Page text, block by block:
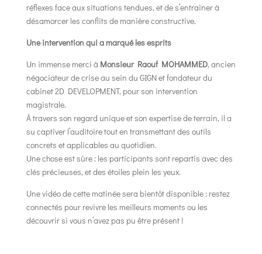
réflexes face aux situations tendues, et de s’entraîner à
désamorcer les conflits de manière constructive.
Une intervention qui a marqué les esprits
Un immense merci à Monsieur Raouf MOHAMMED, ancien
négociateur de crise au sein du GIGN et fondateur du
cabinet 2D DEVELOPMENT, pour son intervention
magistrale.
À travers son regard unique et son expertise de terrain, il a
su captiver l’auditoire tout en transmettant des outils
concrets et applicables au quotidien.
Une chose est sûre : les participants sont repartis avec des
clés précieuses, et des étoiles plein les yeux.
Une vidéo de cette matinée sera bientôt disponible : restez
connectés pour revivre les meilleurs moments ou les
découvrir si vous n’avez pas pu être présent !